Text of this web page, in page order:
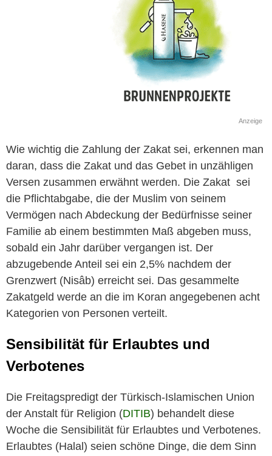
Anzeige
Wie wichtig die Zahlung der Zakat sei, erkennen man
daran, dass die Zakat und das Gebet in unzähligen
Versen zusammen erwähnt werden. Die Zakat sei
die Pflichtabgabe, die der Muslim von seinem
Vermögen nach Abdeckung der Bedürfnisse seiner
Familie ab einem bestimmten Maß abgeben muss,
sobald ein Jahr darüber vergangen ist. Der
abzugebende Anteil sei ein 2,5% nachdem der
Grenzwert (Nisâb) erreicht sei. Das gesammelte
Zakatgeld werde an die im Koran angegebenen acht
Kategorien von Personen verteilt.
Sensibilität für Erlaubtes und
Verbotenes
Die Freitagspredigt der Türkisch-Islamischen Union
der Anstalt für Religion (DITIB) behandelt diese
Woche die Sensibilität für Erlaubtes und Verbotenes.
Erlaubtes (Halal) seien schöne Dinge, die dem Sinn